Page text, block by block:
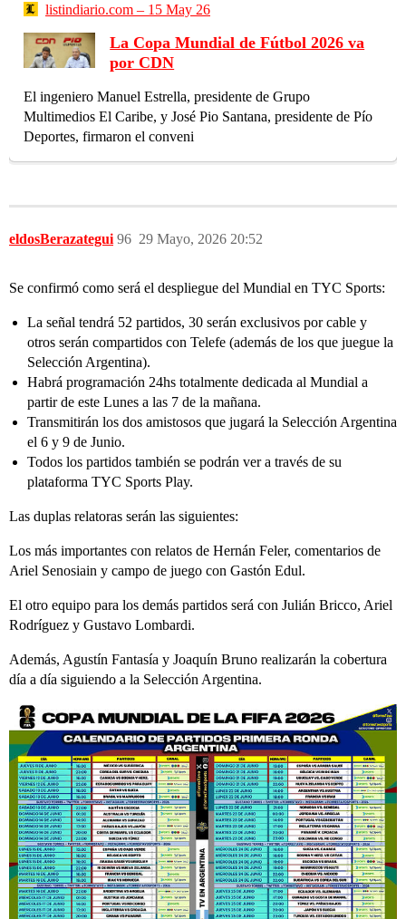
listindiario.com – 15 May 26
La Copa Mundial de Fútbol 2026 va
por CDN
El ingeniero Manuel Estrella, presidente de Grupo
Multimedios El Caribe, y José Pio Santana, presidente de Pío
Deportes, firmaron el conveni
eldosBerazategui 29 Mayo, 2026 20:52
96
Se confirmó como será el despliegue del Mundial en TYC Sports:
La señal tendrá 52 partidos, 30 serán exclusivos por cable y
otros serán compartidos con Telefe (además de los que juegue la
Selección Argentina).
Habrá programación 24hs totalmente dedicada al Mundial a
partir de este Lunes a las 7 de la mañana.
Transmitirán los dos amistosos que jugará la Selección Argentina
el 6 y 9 de Junio.
Todos los partidos también se podrán ver a través de su
plataforma TYC Sports Play.
Las duplas relatoras serán las siguientes:
Los más importantes con relatos de Hernán Feler, comentarios de
Ariel Senosiain y campo de juego con Gastón Edul.
El otro equipo para los demás partidos será con Julián Bricco, Ariel
Rodríguez y Gustavo Lombardi.
Además, Agustín Fantasía y Joaquín Bruno realizarán la cobertura
día a día siguiendo a la Selección Argentina.